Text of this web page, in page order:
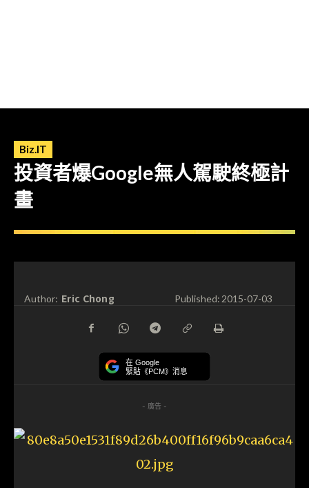
Biz.IT
投資者爆Google無人駕駛終極計
畫
Author: Eric Chong Published:2015-07-03
在 Google
緊貼《PCM》消息
- 廣告 -